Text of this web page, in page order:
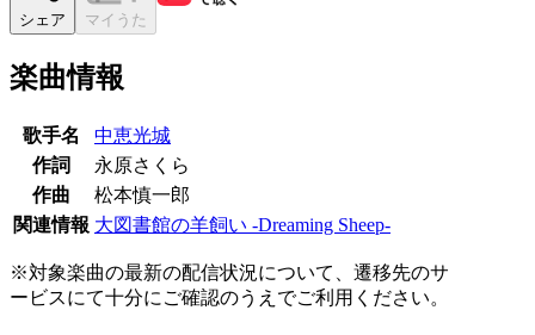
シェア マイうた
楽曲情報
歌手名
中恵光城
作詞
永原さくら
作曲
松本慎一郎
関連情報 大図書館の羊飼い -Dreaming Sheep-
※対象楽曲の最新の配信状況について、遷移先のサ
ービスにて十分にご確認のうえでご利用ください。